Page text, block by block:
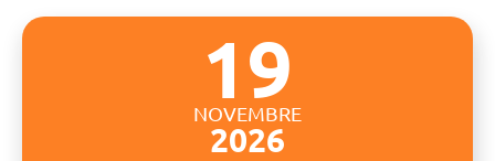
19
NOVEMBRE
2026